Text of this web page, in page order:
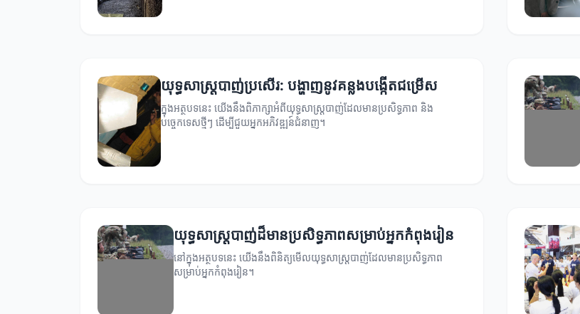
យុទ្ធសាស្ត្របាញ់ប្រសើរ: បង្ហាញនូវគន្លងបង្កើតជម្រើស
ក្នុងអត្ថបទនេះ យើងនឹងពិភាក្សាអំពីយុទ្ធសាស្ត្របាញ់ដែលមានប្រសិទ្ធភាព និង
បច្ចេកទេសថ្មីៗ ដើម្បីជួយអ្នកអភិវឌ្ឍន៍ជំនាញ។
យុទ្ធសាស្ត្របាញ់ដ៏មានប្រសិទ្ធភាពសម្រាប់អ្នកកំពុងរៀន
នៅក្នុងអត្ថបទនេះ យើងនឹងពិនិត្យមើលយុទ្ធសាស្ត្របាញ់ដែលមានប្រសិទ្ធភាព
សម្រាប់អ្នកកំពុងរៀន។